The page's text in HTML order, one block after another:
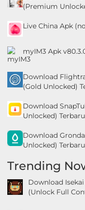
(Premium
Live China Apk
myIM3 Apk
Download
(Gold Unlocked)
Download
Unlocked)
Download
Unlocked)
Trending
Download Isekai
(Unlock Full